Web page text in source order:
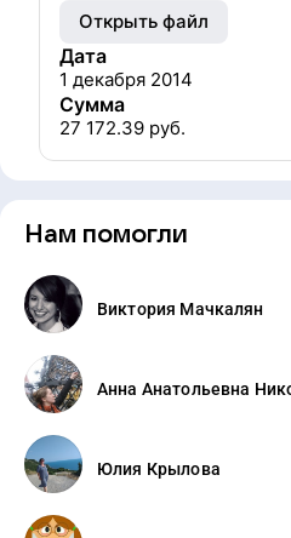
Открыть файл
Дата
1 декабря 2014
Сумма
27 172.39 руб.
Нам помогли
Виктория Мачкалян
Анна Анатольевна
Юлия Крылова